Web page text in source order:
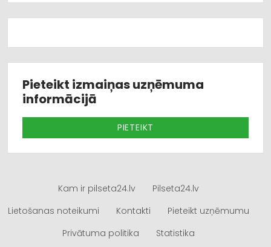
Pieteikt izmaiņas uzņēmuma
informācijā
PIETEIKT
Kam ir pilseta24.lv
Pilseta24.lv
Lietošanas noteikumi
Kontakti
Pieteikt uzņēmumu
Privātuma politika
Statistika